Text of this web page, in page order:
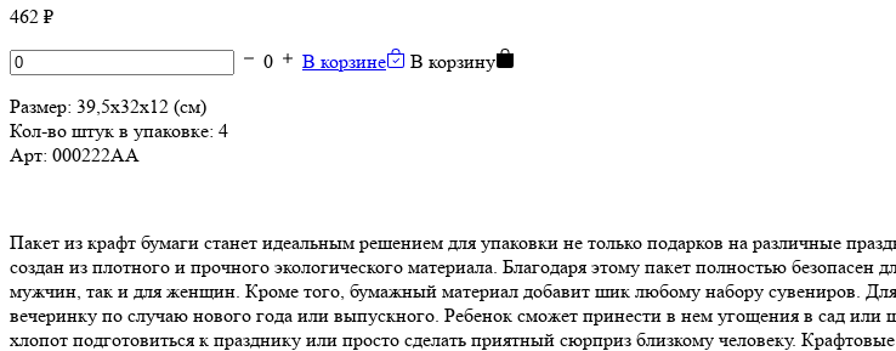
462 ₽
0
В корзине
В корзину
Размер: 39,5х32х12 (см)
Кол-во штук в упаковке: 4
Арт: 000222АА
Пакет из крафт бумаги станет идеальным решением для упаковки не только подарков на различные
создан из плотного и прочного экологического материала. Благодаря этому пакет полностью
мужчин, так и для женщин. Кроме того, бумажный материал добавит шик любому набору сувениров.
вечеринку по случаю нового года или выпускного. Ребенок сможет принести в нем угощения в сад
хлопот подготовиться к празднику или просто сделать приятный сюрприз близкому человеку.